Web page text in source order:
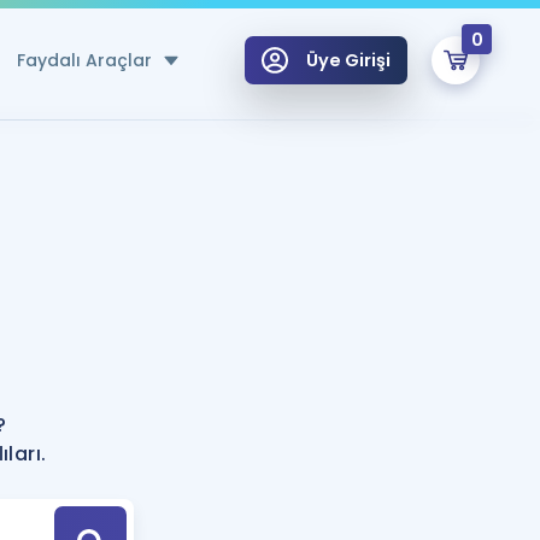
Faydalı Araçlar
Hesaplama Aracı
için Öneriler
Tek Takvimde
Üye Girişi
0
Hoca ile seni sınava hazırlayacak onlarca eğitim seni bekliyor!